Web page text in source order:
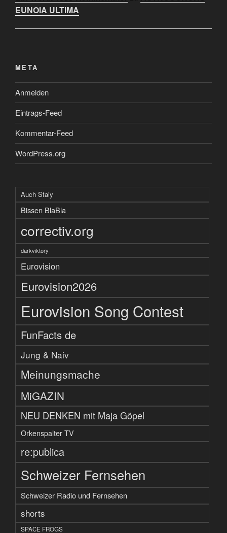
EUNOIA ULTIMA
META
Anmelden
Eintrags-Feed
Kommentar-Feed
WordPress.org
Auch Staiy
Bissen BlaBla
correctiv.org
darkviktory
Eurovision
Eurovision2026
Eurovision Song Contest
FunFacts de
Jung & Naiv
Meinungsmache
MiGAZIN
NEU DENKEN mit Maja Göpel
Orkenspalter TV
re:publica
Schweizer Fernsehen
Schweizer Radio und Fernsehen
shorts
SPACE FROGS